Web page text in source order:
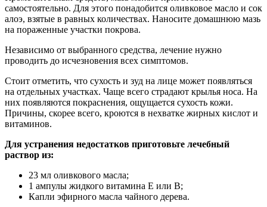
самостоятельно. Для этого понадобится оливковое масло и сок
алоэ, взятые в равных количествах. Наносите домашнюю мазь
на пораженные участки покрова.
Независимо от выбранного средства, лечение нужно
проводить до исчезновения всех симптомов.
Стоит отметить, что сухость и зуд на лице может появляться
на отдельных участках. Чаще всего страдают крылья носа. На
них появляются покраснения, ощущается сухость кожи.
Причины, скорее всего, кроются в нехватке жирных кислот и
витаминов.
Для устранения недостатков приготовьте лечебный
раствор из:
23 мл оливкового масла;
1 ампулы жидкого витамина Е или В;
Капли эфирного масла чайного дерева.